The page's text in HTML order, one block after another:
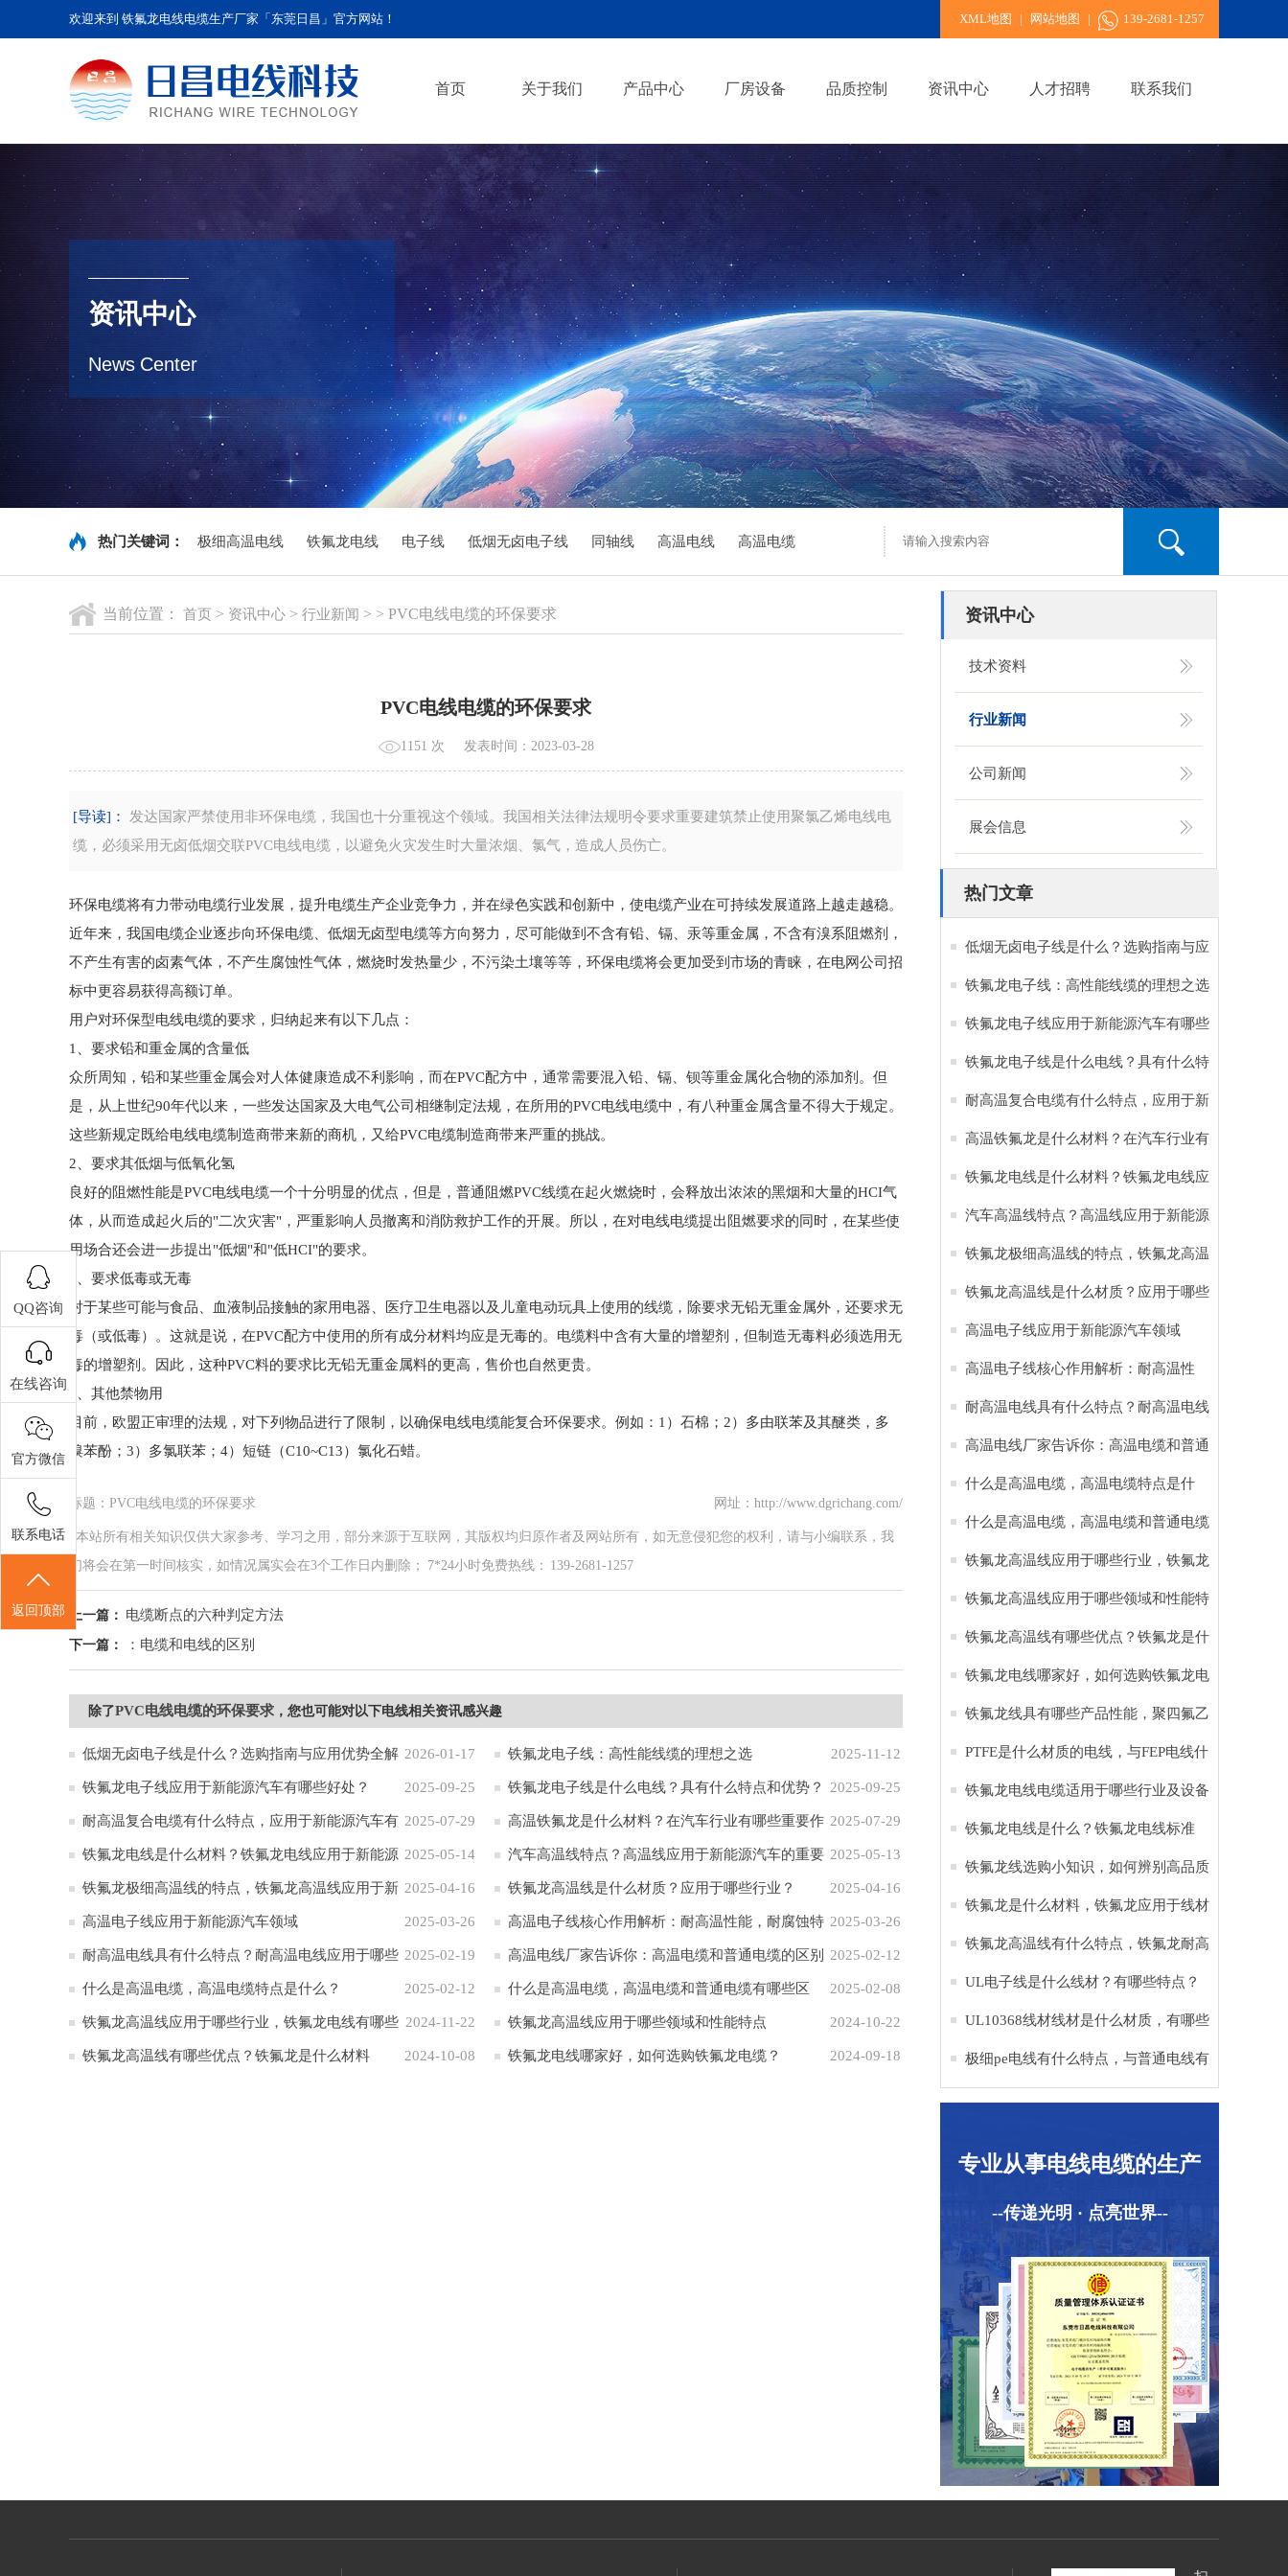
欢迎来到 铁氟龙电线电缆生产厂家「东莞日昌」官方网站！ XML地图 | 网站地图 | 139-2681-1257
首页 关于我们 产品中心 厂房设备 品质控制 资讯中心 人才招聘 联系我们
资讯中心
News Center
热门关键词： 极细高温电线 铁氟龙电线 电子线 低烟无卤电子线 同轴线 高温电线 高温电缆
当前位置： 首页 > 资讯中心 > 行业新闻 > > PVC电线电缆的环保要求
PVC电线电缆的环保要求
1151 次 发表时间：2023-03-28
[导读]：
发达国家严禁使用非环保电缆，我国也十分重视这个领域。我国相关法律法规明令要求重要建筑禁止使用聚氯乙烯电线电
缆，必须采用无卤低烟交联PVC电线电缆，以避免火灾发生时大量浓烟、氯气，造成人员伤亡。
环保电缆将有力带动电缆行业发展，提升电缆生产企业竞争力，并在绿色实践和创新中，使电缆产业在可持续发展道路上越走越稳。
近年来，我国电缆企业逐步向环保电缆、低烟无卤型电缆等方向努力，尽可能做到不含有铅、镉、汞等重金属，不含有溴系阻燃剂，
不产生有害的卤素气体，不产生腐蚀性气体，燃烧时发热量少，不污染土壤等等，环保电缆将会更加受到市场的青睐，在电网公司招
标中更容易获得高额订单。
用户对环保型电线电缆的要求，归纳起来有以下几点：
1、要求铅和重金属的含量低
众所周知，铅和某些重金属会对人体健康造成不利影响，而在PVC配方中，通常需要混入铅、镉、钡等重金属化合物的添加剂。但
是，从上世纪90年代以来，一些发达国家及大电气公司相继制定法规，在所用的PVC电线电缆中，有八种重金属含量不得大于规定。
这些新规定既给电线电缆制造商带来新的商机，又给PVC电缆制造商带来严重的挑战。
2、要求其低烟与低氧化氢
良好的阻燃性能是PVC电线电缆一个十分明显的优点，但是，普通阻燃PVC线缆在起火燃烧时，会释放出浓浓的黑烟和大量的HCI气
体，从而造成起火后的"二次灾害"，严重影响人员撤离和消防救护工作的开展。所以，在对电线电缆提出阻燃要求的同时，在某些使
用场合还会进一步提出"低烟"和"低HCI"的要求。
3、要求低毒或无毒
对于某些可能与食品、血液制品接触的家用电器、医疗卫生电器以及儿童电动玩具上使用的线缆，除要求无铅无重金属外，还要求无
毒（或低毒）。这就是说，在PVC配方中使用的所有成分材料均应是无毒的。电缆料中含有大量的增塑剂，但制造无毒料必须选用无
毒的增塑剂。因此，这种PVC料的要求比无铅无重金属料的更高，售价也自然更贵。
4、其他禁物用
目前，欧盟正审理的法规，对下列物品进行了限制，以确保电线电缆能复合环保要求。例如：1）石棉；2）多由联苯及其醚类，多
溴苯酚；3）多氯联苯；4）短链（C10~C13）氯化石蜡。
标题：PVC电线电缆的环保要求 网址：http://www.dgrichang.com/
*本站所有相关知识仅供大家参考、学习之用，部分来源于互联网，其版权均归原作者及网站所有，如无意侵犯您的权利，请与小编联系，我
们将会在第一时间核实，如情况属实会在3个工作日内删除； 7*24小时免费热线： 139-2681-1257
上一篇： 电缆断点的六种判定方法
下一篇： ：电缆和电线的区别
除了PVC电线电缆的环保要求 ，您也可能对以下电线相关资讯感兴趣
2026-01-17
低烟无卤电子线是什么？选购指南与应用优势全解
析
2025-11-12
铁氟龙电子线：高性能线缆的理想之选
2025-09-25
铁氟龙电子线应用于新能源汽车有哪些好处？ 2025-09-25
铁氟龙电子线是什么电线？具有什么特点和优势？
2025-07-29
耐高温复合电缆有什么特点，应用于新能源汽车有
哪些作用？
2025-07-29
高温铁氟龙是什么材料？在汽车行业有哪些重要作
用？
2025-05-14
铁氟龙电线是什么材料？铁氟龙电线应用于新能源
汽车的原因
2025-05-13
汽车高温线特点？高温线应用于新能源汽车的重要
性
2025-04-16
铁氟龙极细高温线的特点，铁氟龙高温线应用于新
能源汽车
2025-04-16
铁氟龙高温线是什么材质？应用于哪些行业？
2025-03-26
高温电子线应用于新能源汽车领域 2025-03-26
高温电子线核心作用解析：耐高温性能，耐腐蚀特
性 应用于六大领域
2025-02-19
耐高温电线具有什么特点？耐高温电线应用于哪些
行业
2025-02-12
高温电线厂家告诉你：高温电缆和普通电缆的区别
2025-02-12
什么是高温电缆，高温电缆特点是什么？ 2025-02-08
什么是高温电缆，高温电缆和普通电缆有哪些区
别？
2024-11-22
铁氟龙高温线应用于哪些行业，铁氟龙电线有哪些
特点
2024-10-22
铁氟龙高温线应用于哪些领域和性能特点
2024-10-08
铁氟龙高温线有哪些优点？铁氟龙是什么材料 2024-09-18
铁氟龙电线哪家好，如何选购铁氟龙电缆？
资讯中心
技术资料
行业新闻
公司新闻
展会信息
热门文章
低烟无卤电子线是什么？选购指南与应
用优势全解析
铁氟龙电子线：高性能线缆的理想之选
铁氟龙电子线应用于新能源汽车有哪些
好处？
铁氟龙电子线是什么电线？具有什么特
点和优势？
耐高温复合电缆有什么特点，应用于新
能源汽车有哪些作用？
高温铁氟龙是什么材料？在汽车行业有
哪些重要作用？
铁氟龙电线是什么材料？铁氟龙电线应
用于新能源汽车的原因
汽车高温线特点？高温线应用于新能源
汽车的重要性
铁氟龙极细高温线的特点，铁氟龙高温
线应用于新能源汽车
铁氟龙高温线是什么材质？应用于哪些
行业？
高温电子线应用于新能源汽车领域
高温电子线核心作用解析：耐高温性
能，耐腐蚀特性 应用于六大领域
耐高温电线具有什么特点？耐高温电线
应用于哪些行业
高温电线厂家告诉你：高温电缆和普通
电缆的区别
什么是高温电缆，高温电缆特点是什
么？
什么是高温电缆，高温电缆和普通电缆
有哪些区别？
铁氟龙高温线应用于哪些行业，铁氟龙
电线有哪些特点
铁氟龙高温线应用于哪些领域和性能特
点
铁氟龙高温线有哪些优点？铁氟龙是什
么材料
铁氟龙电线哪家好，如何选购铁氟龙电
缆？
铁氟龙线具有哪些产品性能，‌聚四氟乙
烯是什么材料
PTFE是什么材质的电线，与FEP电线什
么区别？
铁氟龙电线电缆适用于哪些行业及设备
铁氟龙电线是什么？铁氟龙电线标准
铁氟龙线选购小知识，如何辨别高品质
铁氟龙电子线
铁氟龙是什么材料，铁氟龙应用于线材
的作用？
铁氟龙高温线有什么特点，铁氟龙耐高
温多少度？
UL电子线是什么线材？有哪些特点？
UL10368线材线材是什么材质，有哪些
作用？
极细pe电线有什么特点，与普通电线有
专业从事电线电缆的生产
--传递光明 · 点亮世界--
QQ咨询
在线咨询
官方微信
联系电话
返回顶部